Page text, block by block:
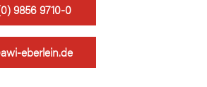
9856 9710-0
eberlein.de